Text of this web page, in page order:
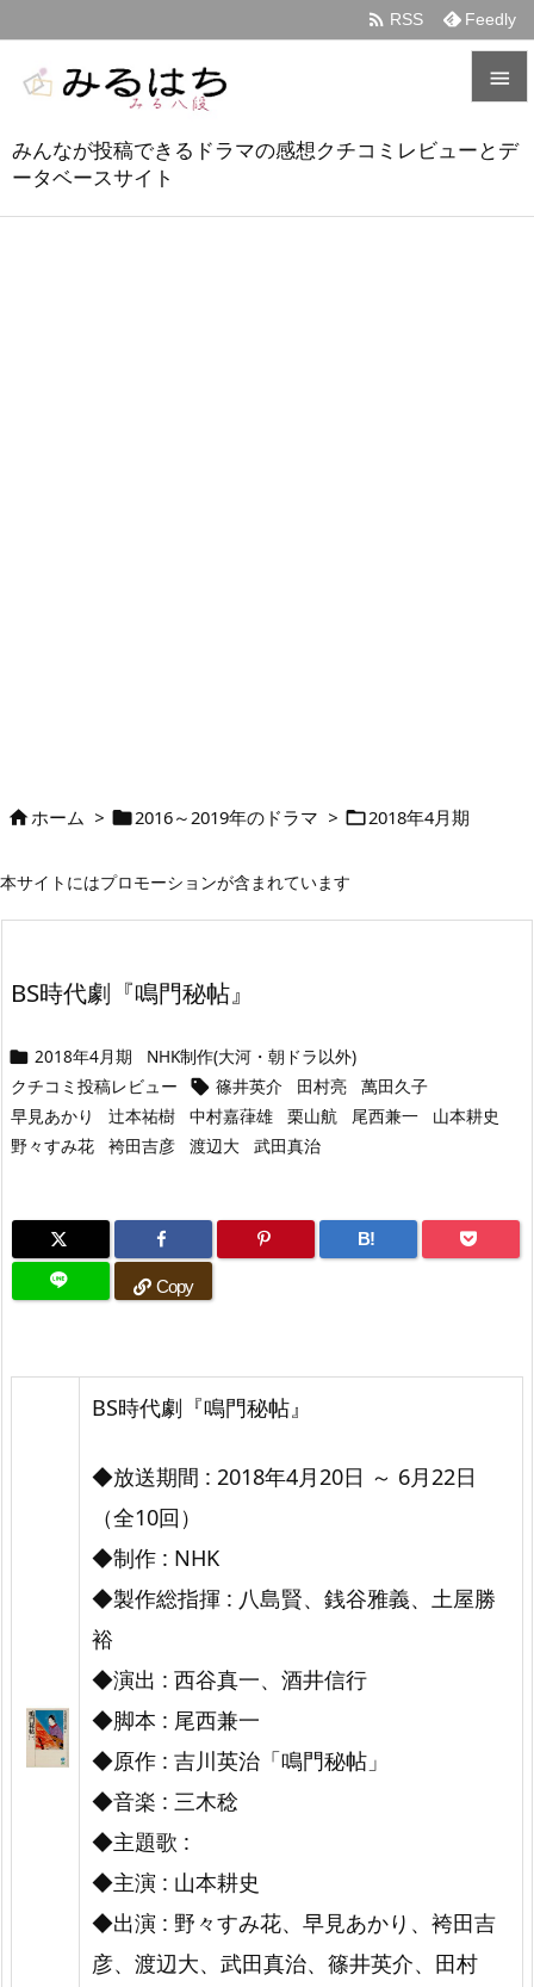
みんなが投稿できるドラマの感想クチコミレビューとデ
ータベースサイト

メニュ
 RSS Feedly
ホーム > 2016～2019年のドラマ > 2018年4月期
本サイトにはプロモーションが含まれています
BS時代劇『鳴門秘帖』
 2018年4月期
NHK制作(大河・朝ドラ以外)
クチコミ投稿レビュー
 篠井英介 田村亮
萬田久子
早見あかり
辻本祐樹 中村嘉葎雄 栗山航 尾西兼一
山本耕史
野々すみ花
袴田吉彦 渡辺大 武田真治
B!
Copy
BS時代劇『鳴門秘帖』
◆放送期間 : 2018年4月20日 ～ 6月22日
（全10回）
◆制作 : NHK
◆製作総指揮 : 八島賢、銭谷雅義、土屋勝
裕
◆演出 : 西谷真一、酒井信行
◆脚本 : 尾西兼一
◆原作 : 吉川英治「鳴門秘帖」
◆音楽 : 三木稔
◆主題歌 :
◆主演 : 山本耕史
◆出演 : 野々すみ花、早見あかり、袴田吉
彦、渡辺大、武田真治、篠井英介、田村